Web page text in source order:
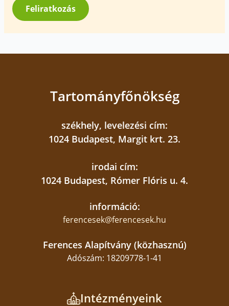
*
Feliratkozás
Tartományfőnökség
székhely, levelezési cím:
1024 Budapest, Margit krt. 23.
irodai cím:
1024 Budapest, Rómer Flóris u. 4.
információ:
ferencesek@ferencesek.hu
Ferences Alapítvány (közhasznú)
Adószám: 18209778-1-41
Intézményeink